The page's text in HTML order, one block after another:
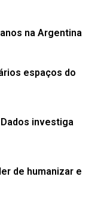
na Argentina
espaços do
investiga
de humanizar e